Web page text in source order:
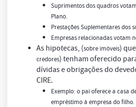
Suprimentos dos quadros
Plano.
Prestações Suplementares dos
Empresas relacionadas votam
As hipotecas, (sobre imóveis)
credores) tenham oferecido
dívidas e obrigações do
CIRE.
Exemplo:o pai oferece a casa
empréstimo à empresa do filho.